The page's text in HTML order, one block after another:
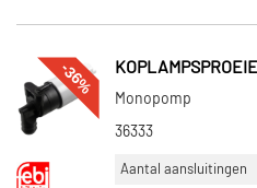
-36%
Monopomp
36333
Aantal aansluitingen